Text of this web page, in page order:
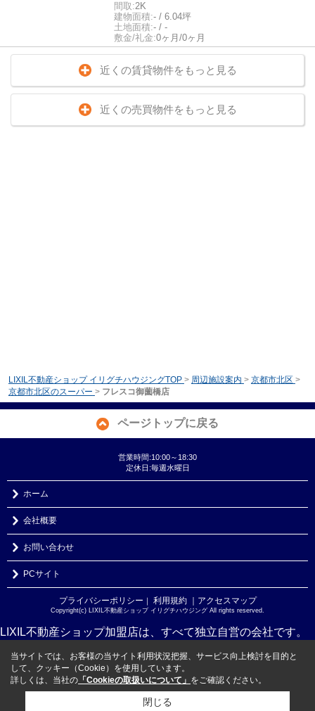
間取:2K
建物面積:- / 6.04坪
土地面積:- / -
敷金/礼金:0ヶ月/0ヶ月
近くの賃貸物件をもっと見る
近くの売買物件をもっと見る
LIXIL不動産ショップ イリグチハウジングTOP > 周辺施設案内 > 京都市北区 >
京都市北区のスーパー > フレスコ御薗橋店
ページトップに戻る
営業時間:10:00～18:30
定休日:毎週水曜日
ホーム
会社概要
お問い合わせ
PCサイト
プライバシーポリシー ｜ 利用規約 ｜アクセスマップ
Copyright(c) LIXIL不動産ショップ イリグチハウジング All rights reserved.
LIXIL不動産ショップ加盟店は、すべて独立自営の会社です。
当サイトでは、お客様の当サイト利用状況把握、サービス向上検討を目的と
して、クッキー（Cookie）を使用しています。
詳しくは、当社の 「Cookieの取扱いについて」 をご確認ください。
閉じる